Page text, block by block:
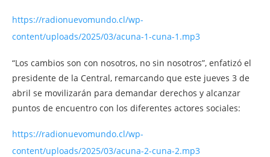
https://radionuevomundo.cl/wp-
content/uploads/2025/03/acuna-1-cuna-1.mp3
“Los cambios son con nosotros, no sin nosotros”, enfatizó el
presidente de la Central, remarcando que este jueves 3 de
abril se movilizarán para demandar derechos y alcanzar
puntos de encuentro con los diferentes actores sociales:
https://radionuevomundo.cl/wp-
content/uploads/2025/03/acuna-2-cuna-2.mp3